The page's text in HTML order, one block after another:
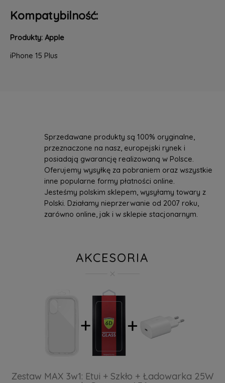
Kompatybilność:
Produkty: Apple
iPhone 15 Plus
Sprzedawane produkty są 100% oryginalne,
przeznaczone na nasz, europejski rynek i
posiadają gwarancję realizowaną w Polsce.
Oferujemy wysyłkę za pobraniem oraz wszystkie
inne popularne formy płatności online.
Jesteśmy polskim sklepem, wysyłamy towary z
Polski. Działamy nieprzerwanie od 2007 roku,
zarówno online, jak i w sklepie stacjonarnym.
AKCESORIA
Zestaw MAX 3w1: Etui + Szkło + Ładowarka 25W